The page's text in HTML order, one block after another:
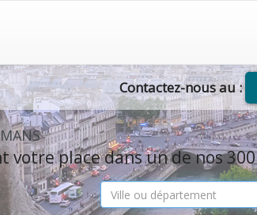
Contactez-nous au :
votre place dans un de nos